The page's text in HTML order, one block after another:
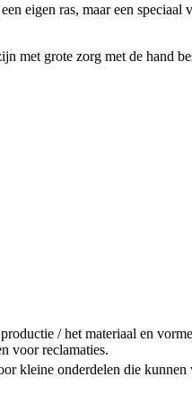
eigen ras, maar een
grote zorg met de hand
/ het materiaal en
voor reclamaties.
kleine onderdelen die